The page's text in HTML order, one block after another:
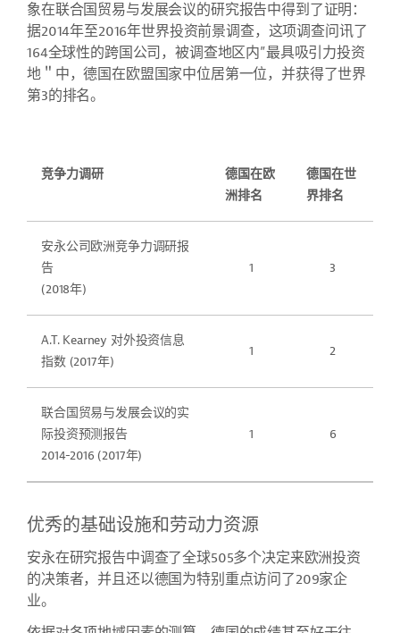
象在联合国贸易与发展会议的研究报告中得到了证明：
据2014年至2016年世界投资前景调查，这项调查问讯了
164全球性的跨国公司，被调查地区内”最具吸引力投资
地＂中，德国在欧盟国家中位居第一位，并获得了世界
第3的排名。
竞争力调研
德国在欧
洲排名
德国在世
界排名
安永公司欧洲竞争力调研报
告
(2018年)
1 3
A.T. Kearney 对外投资信息
指数 (2017年)
1 2
联合国贸易与发展会议的实
际投资预测报告
2014-2016 (2017年)
1 6
优秀的基础设施和劳动力资源
安永在研究报告中调查了全球505多个决定来欧洲投资
的决策者，并且还以德国为特别重点访问了209家企
业。